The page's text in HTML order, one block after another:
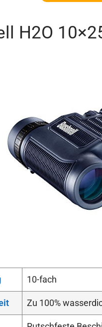
H2O
10-fach
Zu 100%